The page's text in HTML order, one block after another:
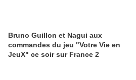
Bruno Guillon et Nagui aux
commandes du jeu "Votre Vie en
JeuX" ce soir sur France 2